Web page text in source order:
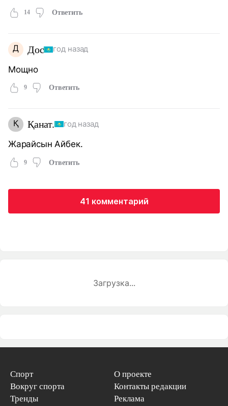
14 Ответить
Д Дос год назад
Мощно
9 Ответить
Қ Қанат. год назад
Жарайсын Айбек.
9 Ответить
41 комментарий
Загрузка...
Спорт
Вокруг спорта
Тренды
О проекте
Контакты редакции
Реклама